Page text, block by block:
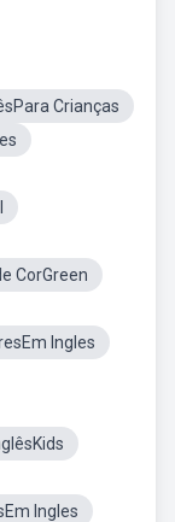
Crianças
CorGreen
Ingles
Ingles